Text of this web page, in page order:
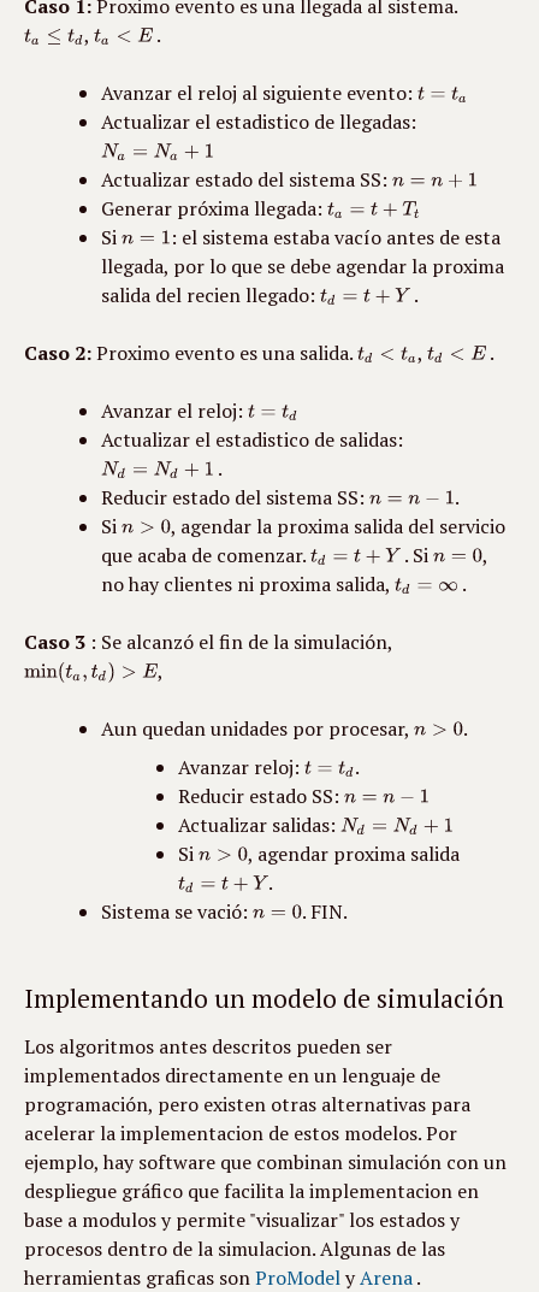
Caso 1: Proximo evento es una llegada al sistema.
,
.
Avanzar el reloj al siguiente evento:
Actualizar el estadistico de llegadas:
Actualizar estado del sistema SS:
Generar próxima llegada:
Si
: el sistema estaba vacío antes de esta
llegada, por lo que se debe agendar la proxima
salida del recien llegado:
.
Caso 2: Proximo evento es una salida. , .
Avanzar el reloj:
Actualizar el estadistico de salidas:
.
Reducir estado del sistema SS:
.
Si
, agendar la proxima salida del servicio
que acaba de comenzar.
. Si
,
no hay clientes ni proxima salida,
.
Caso 3 : Se alcanzó el fin de la simulación,
,
Aun quedan unidades por procesar,
.
Avanzar reloj:
.
Reducir estado SS:
Actualizar salidas:
Si
, agendar proxima salida
.
Sistema se vació:
. FIN.
Implementando un modelo de simulación
Los algoritmos antes descritos pueden ser
implementados directamente en un lenguaje de
programación, pero existen otras alternativas para
acelerar la implementacion de estos modelos. Por
ejemplo, hay software que combinan simulación con un
despliegue gráfico que facilita la implementacion en
base a modulos y permite "visualizar" los estados y
procesos dentro de la simulacion. Algunas de las
herramientas graficas son ProModel y Arena .